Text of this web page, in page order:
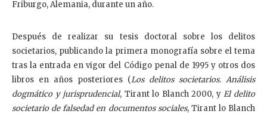
Friburgo, Alemania, durante un año.
Después de realizar su tesis doctoral sobre los delitos
societarios, publicando la primera monografía sobre el tema
tras la entrada en vigor del Código penal de 1995 y otros dos
libros en años posteriores (Los delitos societarios. Análisis
dogmático y jurisprudencial, Tirant lo Blanch 2000, yEl delito
societario de falsedad en documentos sociales, Tirant lo Blanch